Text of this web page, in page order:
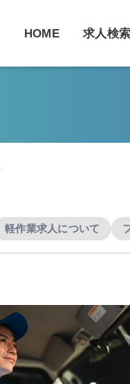
HOME 求人検索
軽作業求人について